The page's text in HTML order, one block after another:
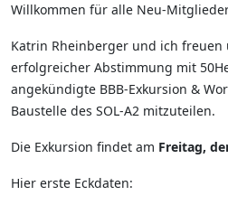
Willkommen für alle Neu-
Katrin Rheinberger und ich freuen
erfolgreicher Abstimmung mit
angekündigte BBB-Exkursion &
Baustelle des SOL-A2 mitzuteilen.
Die Exkursion findet am Freitag,
Hier erste Eckdaten: